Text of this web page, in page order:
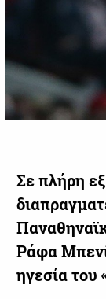
Σε πλήρη
Ράφα
ηγεσία του